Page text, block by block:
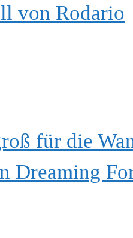
von Rodario
für die
Dreaming